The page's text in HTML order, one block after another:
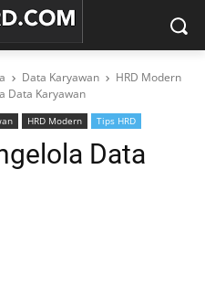
Data Karyawan
HRD Modern
Data Karyawan
HRD Modern Tips HRD
Data